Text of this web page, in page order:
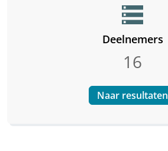
storage
Deelnemers
16
Naar resultaten